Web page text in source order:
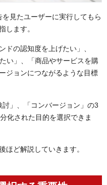
うFacebook広告の目的を
見たユーザーに実行してもら
します。
ドの認知度を上げたい」、
い」、「商品やサービスを購
ジョンにつながるような目標
」、「コンバージョン」の3
化された目的を選択できま
ほど解説していきます。